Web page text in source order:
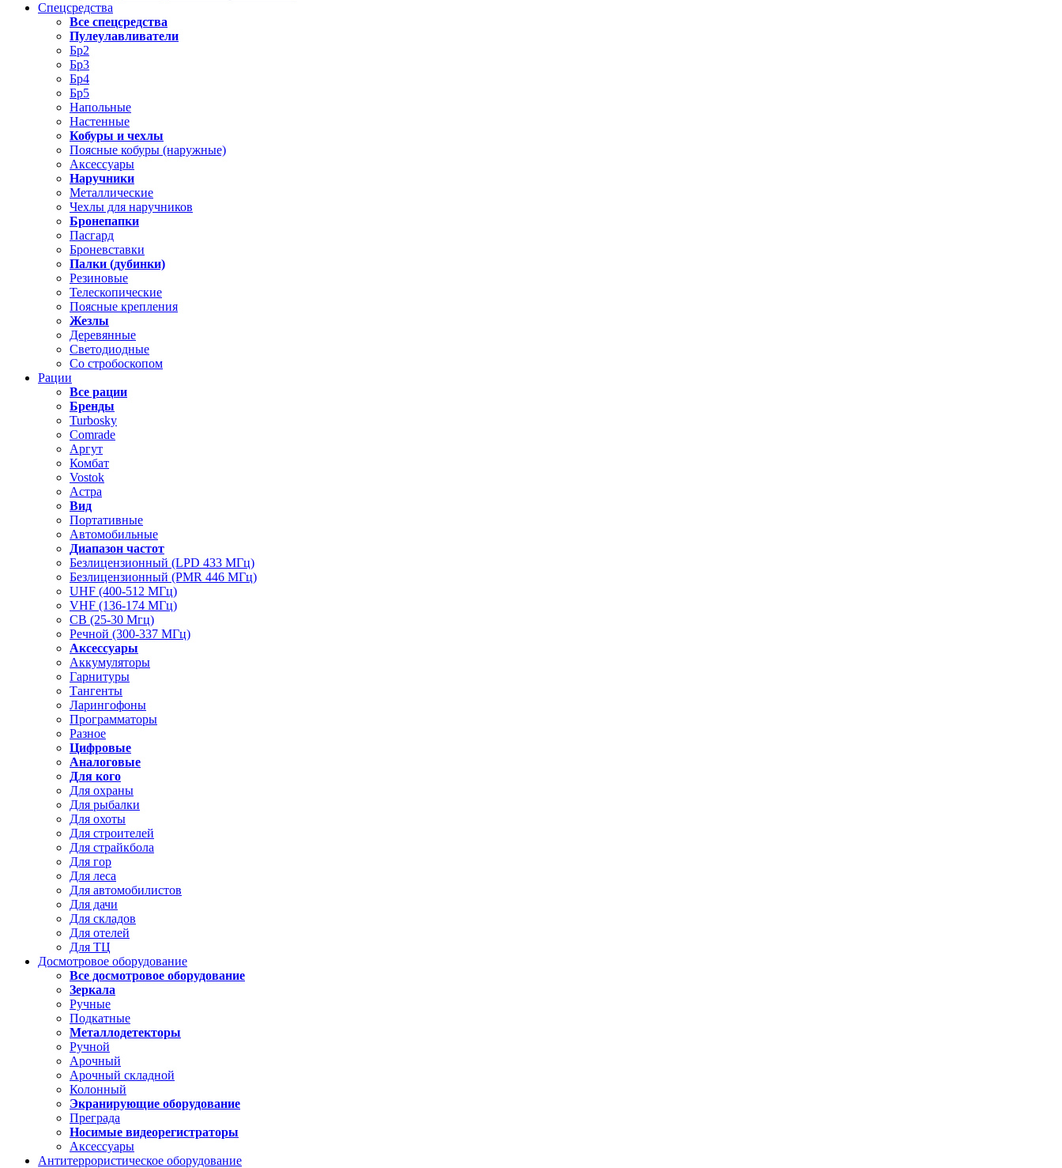
Спецсредства
Все спецсредства
Пулеулавливатели
Бр2
Бр3
Бр4
Бр5
Напольные
Настенные
Кобуры и чехлы
Поясные кобуры (наружные)
Аксессуары
Наручники
Металлические
Чехлы для наручников
Бронепапки
Пасгард
Броневставки
Палки (дубинки)
Резиновые
Телескопические
Поясные крепления
Жезлы
Деревянные
Светодиодные
Со стробоскопом
Рации
Все рации
Бренды
Turbosky
Comrade
Аргут
Комбат
Vostok
Астра
Вид
Портативные
Автомобильные
Диапазон частот
Безлицензионный (LPD 433 МГц)
Безлицензионный (PMR 446 МГц)
UHF (400-512 МГц)
VHF (136-174 МГц)
CB (25-30 Мгц)
Речной (300-337 МГц)
Аксессуары
Аккумуляторы
Гарнитуры
Тангенты
Ларингофоны
Программаторы
Разное
Цифровые
Аналоговые
Для кого
Для охраны
Для рыбалки
Для охоты
Для строителей
Для страйкбола
Для гор
Для леса
Для автомобилистов
Для дачи
Для складов
Для отелей
Для ТЦ
Досмотровое оборудование
Все досмотровое оборудование
Зеркала
Ручные
Подкатные
Металлодетекторы
Ручной
Арочный
Арочный складной
Колонный
Экранирующие оборудование
Преграда
Носимые видеорегистраторы
Аксессуары
Антитеррористическое оборудование